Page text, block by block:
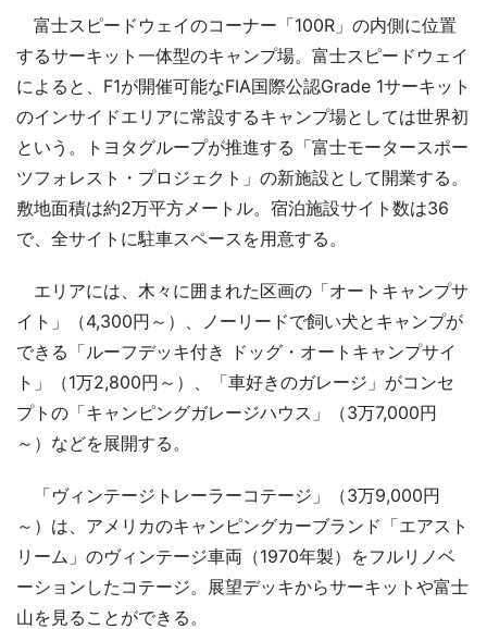
富士スピードウェイのコーナー「100R」の内側に位置
するサーキット一体型のキャンプ場。富士スピードウェイ
によると、F1が開催可能なFIA国際公認Grade 1サーキット
のインサイドエリアに常設するキャンプ場としては世界初
という。トヨタグループが推進する「富士モータースポー
ツフォレスト・プロジェクト」の新施設として開業する。
敷地面積は約2万平方メートル。宿泊施設サイト数は36
で、全サイトに駐車スペースを用意する。
エリアには、木々に囲まれた区画の「オートキャンプサ
イト」（4,300円～）、ノーリードで飼い犬とキャンプが
できる「ルーフデッキ付き ドッグ・オートキャンプサイ
ト」（1万2,800円～）、「車好きのガレージ」がコンセ
プトの「キャンピングガレージハウス」（3万7,000円
～）などを展開する。
「ヴィンテージトレーラーコテージ」（3万9,000円
～）は、アメリカのキャンピングカーブランド「エアスト
リーム」のヴィンテージ車両（1970年製）をフルリノベ
ーションしたコテージ。展望デッキからサーキットや富士
山を見ることができる。